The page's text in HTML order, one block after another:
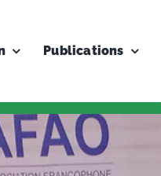
Publications